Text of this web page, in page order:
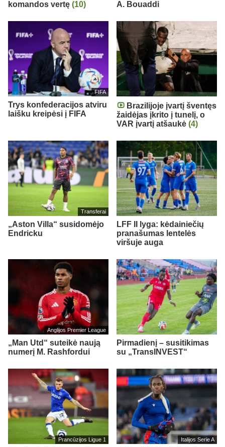
komandos vertę (10) A. Bouaddi
FIFA
Trys konfederacijos atviru
laišku kreipėsi į FIFA
Brazilijoje įvartį šventęs
žaidėjas įkrito į tunelį, o
VAR įvartį atšaukė (4)
Transferai
„Aston Villa“ susidomėjo
Endricku
LFF II lyga: kėdainiečių
pranašumas lentelės
viršuje auga
Anglijos Premier League
„Man Utd“ suteikė naują
numerį M. Rashfordui
Pirmadienį – susitikimas
su „TransINVEST“
Prancūzijos Ligue 1 Italijos Serie A